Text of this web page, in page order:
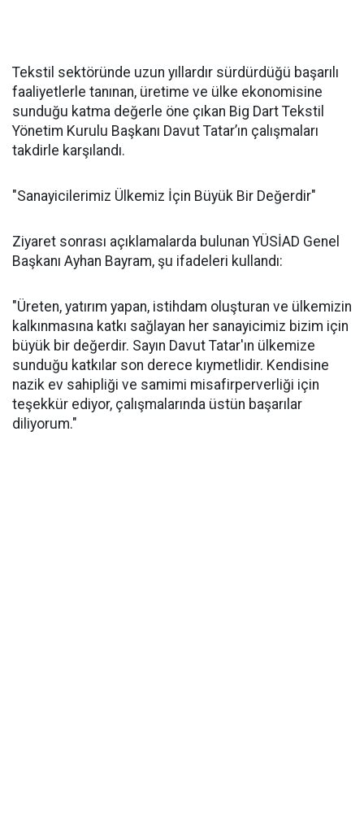
Tekstil sektöründe uzun yıllardır sürdürdüğü başarılı
faaliyetlerle tanınan, üretime ve ülke ekonomisine
sunduğu katma değerle öne çıkan Big Dart Tekstil
Yönetim Kurulu Başkanı Davut Tatar’ın çalışmaları
takdirle karşılandı.
"Sanayicilerimiz Ülkemiz İçin Büyük Bir Değerdir"
Ziyaret sonrası açıklamalarda bulunan YÜSİAD Genel
Başkanı Ayhan Bayram, şu ifadeleri kullandı:
"Üreten, yatırım yapan, istihdam oluşturan ve ülkemizin
kalkınmasına katkı sağlayan her sanayicimiz bizim için
büyük bir değerdir. Sayın Davut Tatar'ın ülkemize
sunduğu katkılar son derece kıymetlidir. Kendisine
nazik ev sahipliği ve samimi misafirperverliği için
teşekkür ediyor, çalışmalarında üstün başarılar
diliyorum."